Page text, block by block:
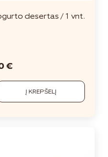
desertas / 1 vnt.
Į KREPŠELĮ
€